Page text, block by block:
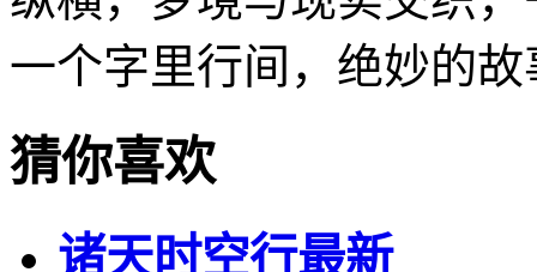
一个字里行间，绝妙的
猜你喜欢
诸天时空行最新